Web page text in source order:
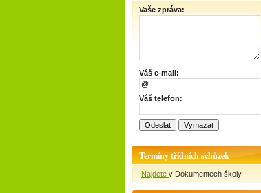
Vaše zpráva:
Váš e-mail:
Váš telefon:
Termíny třídních schůzek
Najdete v Dokumentech školy